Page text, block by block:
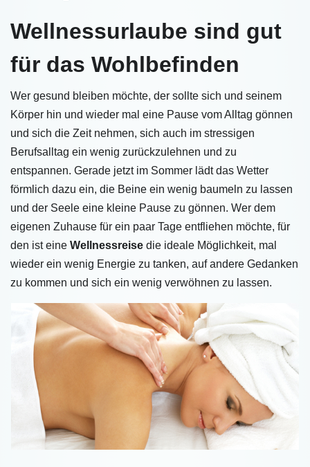
Wellnessurlaube sind gut
für das Wohlbefinden
Wer gesund bleiben möchte, der sollte sich und seinem
Körper hin und wieder mal eine Pause vom Alltag gönnen
und sich die Zeit nehmen, sich auch im stressigen
Berufsalltag ein wenig zurückzulehnen und zu
entspannen. Gerade jetzt im Sommer lädt das Wetter
förmlich dazu ein, die Beine ein wenig baumeln zu lassen
und der Seele eine kleine Pause zu gönnen. Wer dem
eigenen Zuhause für ein paar Tage entfliehen möchte, für
den ist eine Wellnessreise die ideale Möglichkeit, mal
wieder ein wenig Energie zu tanken, auf andere Gedanken
zu kommen und sich ein wenig verwöhnen zu lassen.